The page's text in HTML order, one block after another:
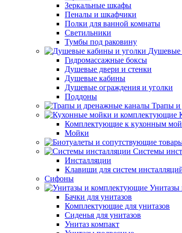
Зеркальные шкафы
Пеналы и шкафчики
Полки для ванной комнаты
Светильники
Тумбы под раковину
Душевые
Гидромассажные боксы
Душевые двери и стенки
Душевые кабины
Душевые ограждения и уголки
Поддоны
Трапы и
Комплектующие к кухонным
Мойки
Системы
Инсталляции
Клавиши для систем
Сифоны
Унитазы
Бачки для унитазов
Комплектующие для унитазов
Сиденья для унитазов
Унитаз компакт